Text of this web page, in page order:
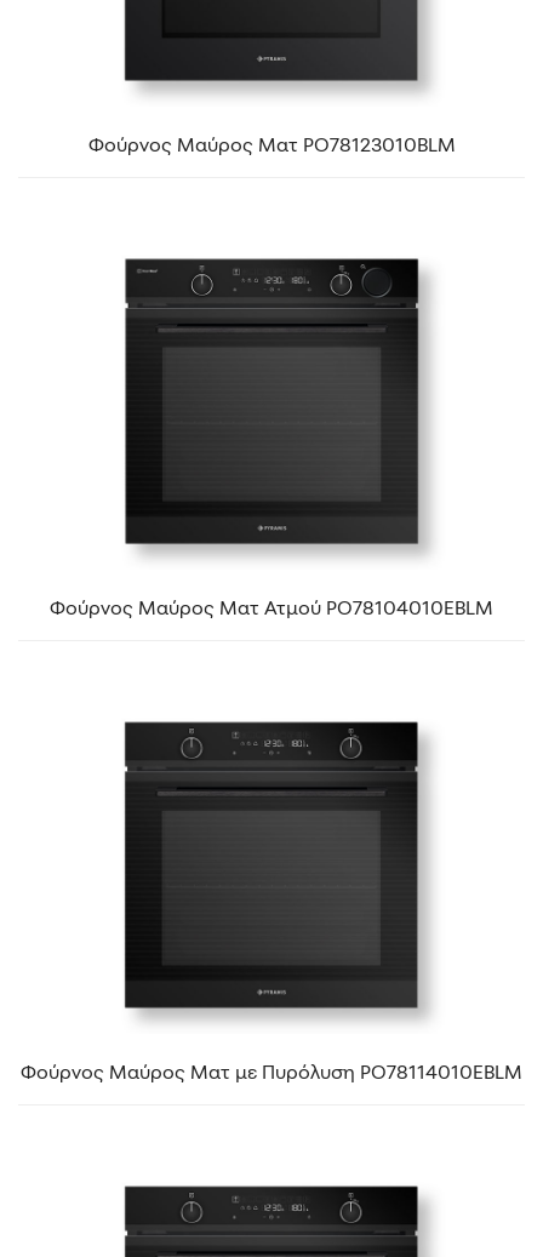
Φούρνος Μαύρος Ματ PO78123010BLΜ
Φούρνος Μαύρος Ματ Ατμού PO78104010EBLΜ
Φούρνος Μαύρος Ματ με Πυρόλυση PO78114010EBLΜ